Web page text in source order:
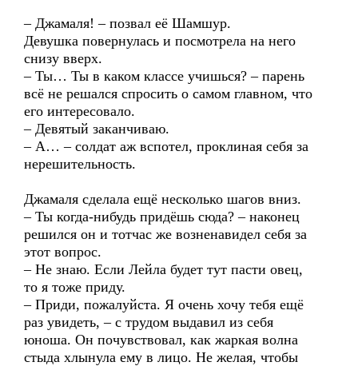
– Джамаля! – позвал её Шамшур.
Девушка повернулась и посмотрела на него
снизу вверх.
– Ты… Ты в каком классе учишься? – парень
всё не решался спросить о самом главном, что
его интересовало.
– Девятый заканчиваю.
– А… – солдат аж вспотел, проклиная себя за
нерешительность.
Джамаля сделала ещё несколько шагов вниз.
– Ты когда-нибудь придёшь сюда? – наконец
решился он и тотчас же возненавидел себя за
этот вопрос.
– Не знаю. Если Лейла будет тут пасти овец,
то я тоже приду.
– Приди, пожалуйста. Я очень хочу тебя ещё
раз увидеть, – с трудом выдавил из себя
юноша. Он почувствовал, как жаркая волна
стыда хлынула ему в лицо. Не желая, чтобы